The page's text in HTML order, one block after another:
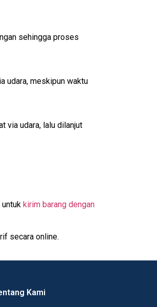
sehingga proses
udara, meskipun waktu
via udara, lalu dilanjut
kirim barang dengan
secara online.
Kami